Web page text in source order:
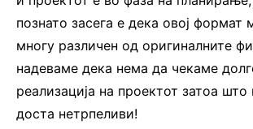
познато засега е дека овој
многу различен од оригиналните
надеваме дека нема да чекаме
реализација на проектот затоа
доста нетрпеливи!